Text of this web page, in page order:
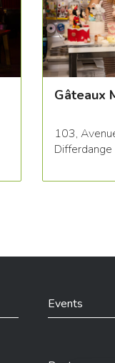
Gâteaux
103,
Differdange
Events